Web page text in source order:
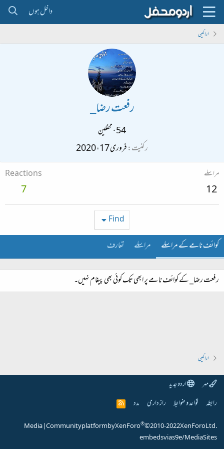
داخل ہوں
اراکین
رفعت رضا_
محفلین·54
رکنیت فروری 17، 2020
مراسلے
12
Reactions
7
Find
کوائف نامے کے مراسلے مراسلے تعارف
رفعت رضا_ کے کوائف نامے پر ابھی تک کوئی بھی پیغام نہیں۔
اراکین
مہر
اردو جدید
رابطہ قواعد و ضوابط راز داری مدد
R
S
Community platform by XenForo®© 2010-2022 XenForo Ltd.
|
Media
embeds via s9e/MediaSites